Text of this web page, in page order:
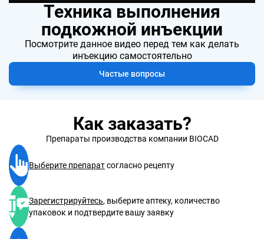
Техника выполнения
подкожной инъекции
Посмотрите данное видео перед тем как делать
инъекцию самостоятельно
Частые вопросы
Как заказать?
Препараты производства компании BIOCAD
Выберите препаратcогласно рецепту
Зарегистрируйтесь, выберите аптеку, количество
упаковок и подтвердите вашу заявку